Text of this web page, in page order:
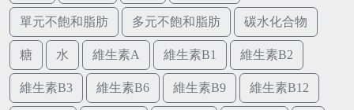
單元不飽和脂肪 多元不飽和脂肪 碳水化合物
糖 水 維生素A 維生素B1 維生素B2
維生素B3 維生素B6 維生素B9 維生素B12